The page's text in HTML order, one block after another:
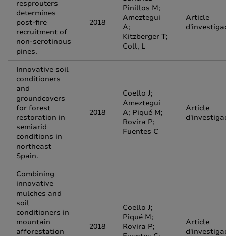
resprouters
determines
post-fire
recruitment of
non-serotinous
pines.
2018
Pinillos M;
Ameztegui
A;
Kitzberger T;
Coll, L
Article
Innovative soil
conditioners
and
groundcovers
for forest
restoration in
semiarid
conditions in
northeast
Spain.
2018
Coello J;
Ameztegui
A; Piqué M;
Rovira P;
Fuentes C
Article
Combining
innovative
mulches and
soil
conditioners in
mountain
afforestation
2018
Coello J;
Piqué M;
Rovira P;
Article